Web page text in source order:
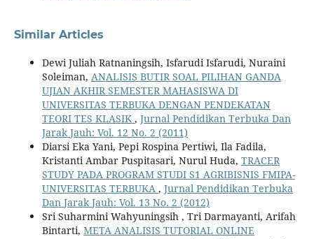
Similar Articles
Dewi Juliah Ratnaningsih, Isfarudi Isfarudi, Nuraini
Soleiman, ANALISIS BUTIR SOAL PILIHAN GANDA
UJIAN AKHIR SEMESTER MAHASISWA DI
UNIVERSITAS TERBUKA DENGAN PENDEKATAN
TEORI TES KLASIK , Jurnal Pendidikan Terbuka Dan
Jarak Jauh: Vol. 12 No. 2 (2011)
Diarsi Eka Yani, Pepi Rospina Pertiwi, Ila Fadila,
Kristanti Ambar Puspitasari, Nurul Huda, TRACER
STUDY PADA PROGRAM STUDI S1 AGRIBISNIS FMIPA-
UNIVERSITAS TERBUKA , Jurnal Pendidikan Terbuka
Dan Jarak Jauh: Vol. 13 No. 2 (2012)
Sri Suharmini Wahyuningsih , Tri Darmayanti, Arifah
Bintarti, META ANALISIS TUTORIAL ONLINE